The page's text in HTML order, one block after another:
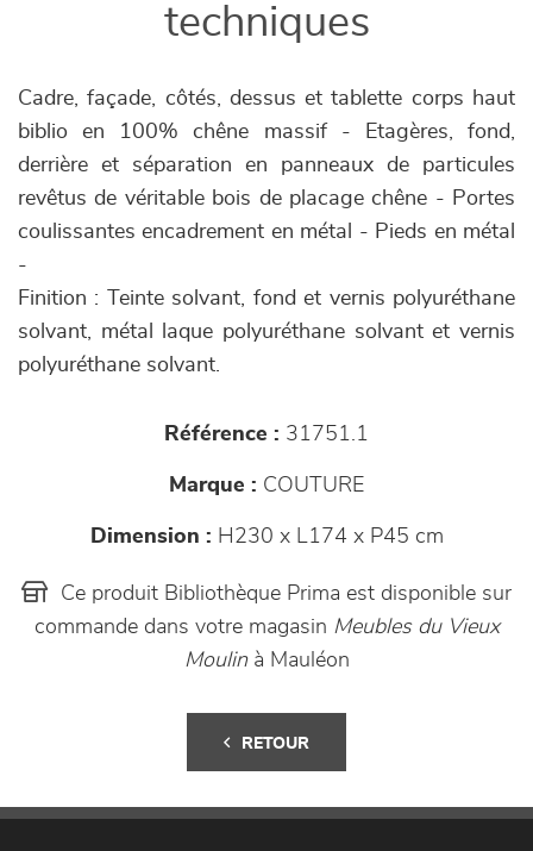
techniques
Cadre, façade, côtés, dessus et tablette corps haut
biblio en 100% chêne massif - Etagères, fond,
derrière et séparation en panneaux de particules
revêtus de véritable bois de placage chêne - Portes
coulissantes encadrement en métal - Pieds en métal
-
Finition : Teinte solvant, fond et vernis polyuréthane
solvant, métal laque polyuréthane solvant et vernis
polyuréthane solvant.
Référence : 31751.1
Marque : COUTURE
Dimension : H230 x L174 x P45 cm
Ce produit Bibliothèque Prima est disponible sur
commande dans votre magasin Meubles du Vieux
Moulinà Mauléon
RETOUR